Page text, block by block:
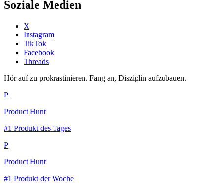
Soziale Medien
X
Instagram
TikTok
Facebook
Threads
Hör auf zu prokrastinieren. Fang an, Disziplin aufzubauen.
P
Product Hunt
#1 Produkt des Tages
P
Product Hunt
#1 Produkt der Woche